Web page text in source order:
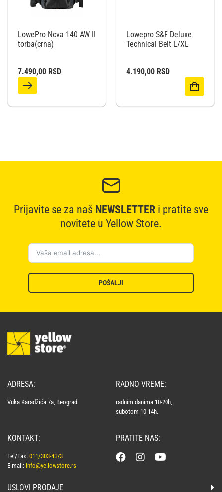
LowePro Nova 140 AW II
torba(crna)
7.490,00 RSD
Lowepro S&F Deluxe
Technical Belt L/XL
4.190,00 RSD
Prijavite se za naš NEWSLETTER i pratite sve
novitete u Yellow Store.
POŠALJI
ADRESA:
Vuka Karadžića 7a, Beograd
KONTAKT:
Tel/Fax: 011/303-4373
E-mail: info@yellowstore.rs
RADNO VREME:
radnim danima 10-20h,
subotom 10-14h.
PRATITE NAS:
USLOVI PRODAJE